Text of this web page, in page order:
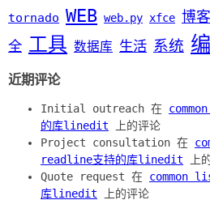
tornado WEB web.py xfce 博
全 工具 数据库 生活 系统
近期评论
Initial outreach 在
的库linedit 上的评论
Project consultation 在
readline支持的库linedit 上
Quote request 在 common
库linedit 上的评论